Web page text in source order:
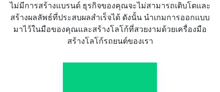
ไม่มีการสร้างแบรนด์ ธุรกิจของคุณจะไม่สามารถเติบโตและ
สร้างผลลัพธ์ที่ประสบผลสำเร็จได้ ดังนั้น นำเกมการออกแบบ
มาไว้ในมือของคุณและสร้างโลโก้ที่สวยงามด้วยเครื่องมือ
สร้างโลโก้รถยนต์ของเรา